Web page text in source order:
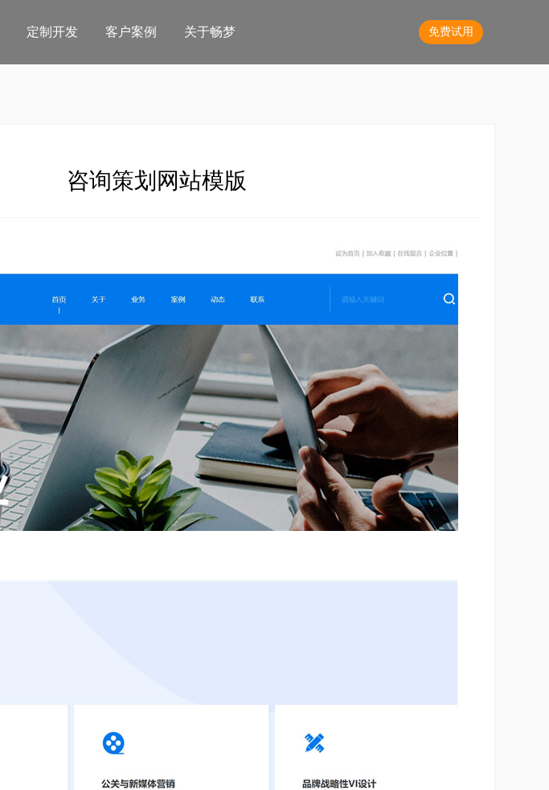
外卖+堂食专业版小程序 HOT
外卖堂食/随心加菜/吃完结账/自动接单
酒店会所专业版小程序
预约/密码进房/加菜/订单统计/自动接单
H5手机站模版
快速搭建H5手机版企业网站
快速搭建H5手机版企业商城网站
定制开发 客户案例 关于畅梦 免费试用
咨询策划网站模版